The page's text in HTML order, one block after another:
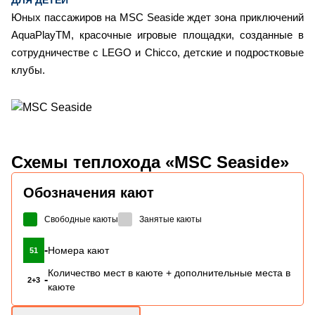
Юных пассажиров на MSC Seaside ждет зона приключений
AquaPlayTM, красочные игровые площадки, созданные в
сотрудничестве с LEGO и Chicco, детские и подростковые
клубы.
Схемы теплохода «MSC Seaside»
Обозначения кают
Свободные каюты Занятые каюты
51 -Номера кают
2+3 -
Количество мест в каюте + дополнительные места в
каюте